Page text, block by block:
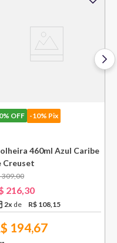
OFF -10% Pix
460ml Azul Caribe
Creuset
309,00
216,30
2x R$ 108,15
194,67